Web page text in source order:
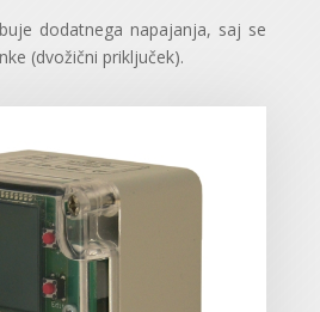
dodatnega napajanja, saj se
(dvožični priključek).